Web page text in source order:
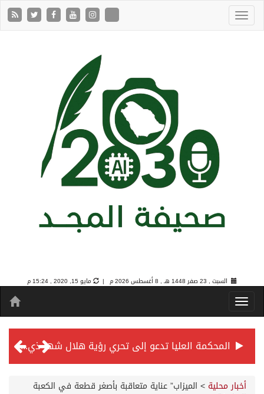
السبت , 23 صفر 1448 هـ , 8 أغسطس 2026 م | مايو 15, 2020 , 15:24 م
المحكمة العليا تدعو إلى تحري رؤية هلال شهر ذي الحجة مساء يوم الأحد الثلاثين من شهر ذي القعدة -حسب تقويم أم القرى- التاسع والعشرين حسب قرار المحكمة العليا
أخبار محلية > الميزاب” عناية متعاقبة بأصغر قطعة في الكعبة